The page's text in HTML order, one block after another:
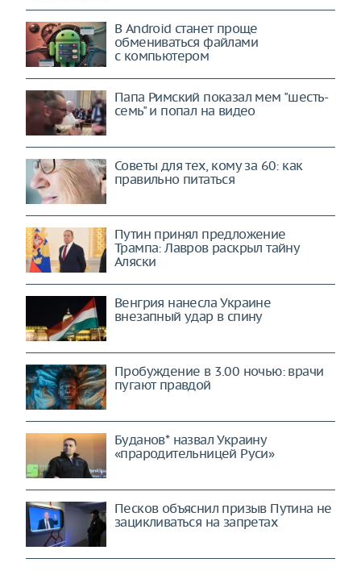
В Android станет проще
обмениваться файлами
с компьютером
Папа Римский показал мем "шесть-
семь" и попал на видео
Советы для тех, кому за 60: как
правильно питаться
Путин принял предложение
Трампа: Лавров раскрыл тайну
Аляски
Венгрия нанесла Украине
внезапный удар в спину
Пробуждение в 3.00 ночью: врачи
пугают правдой
Буданов* назвал Украину
«прародительницей Руси»
Песков объяснил призыв Путина не
зацикливаться на запретах